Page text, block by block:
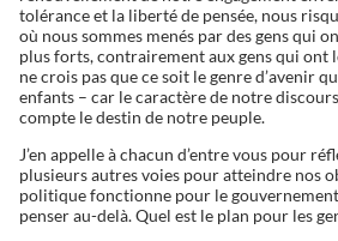
tolérance et la liberté de pensée, nous
où nous sommes menés par des gens qui
plus forts, contrairement aux gens qui ont
ne crois pas que ce soit le genre d’avenir
enfants – car le caractère de notre
compte le destin de notre peuple.
J’en appelle à chacun d’entre vous pour
plusieurs autres voies pour atteindre nos
politique fonctionne pour le
penser au-delà. Quel est le plan pour les